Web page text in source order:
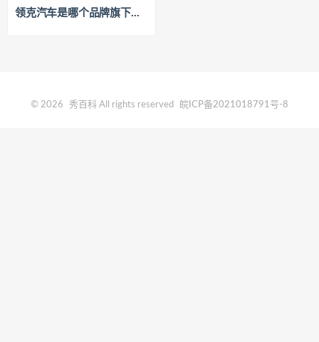
领克汽车是哪个品牌旗下
© 2026 秀百科 All rights reserved 皖ICP备2021018791号-8